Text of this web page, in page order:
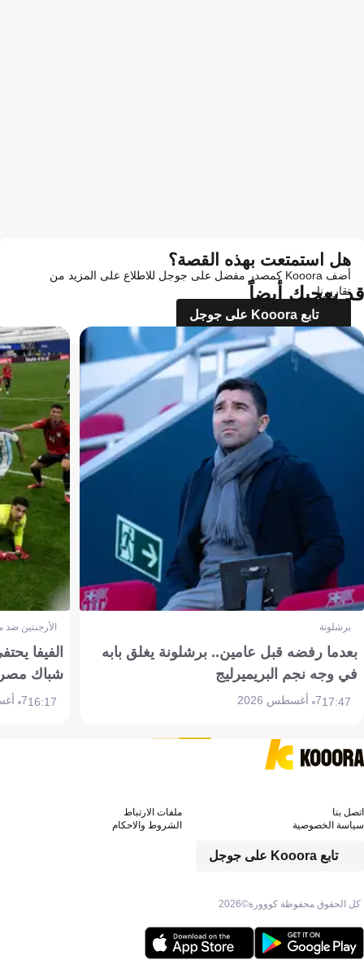
هل استمتعت بهذه القصة؟
أضف Kooora كمصدر مفضل على جوجل للاطلاع على المزيد من
تقاريرنا
تابع Kooora على جوجل
قد يعجبك أيضاً
برشلونة
بعدما رفضه قبل عامين.. برشلونة يغلق بابه
في وجه نجم البريميرليج
17:477 أغسطس 2026
الأرجنتين
الفيفا
شباك
16:177 أغسطس 2026
كل الحقوق محفوظة كووورة©2026
تابع Kooora على جوجل
اتصل بنا
ملفات الارتباط
سياسة الخصوصية
الشروط والاحكام